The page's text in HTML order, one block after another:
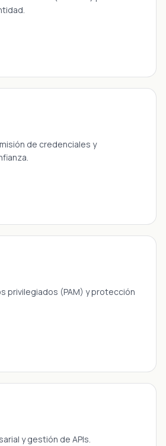
de credenciales y
privilegiados (PAM) y protección
y gestión de APIs.